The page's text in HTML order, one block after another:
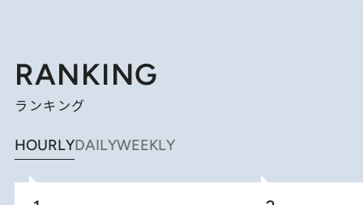
RANKING
ランキング
HOURLYDAILYWEEKLY